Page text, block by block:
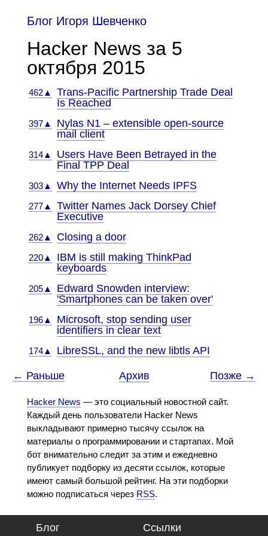
Блог Игоря Шевченко
Hacker News за 5
октября 2015
462▲
Trans-Pacific Partnership Trade Deal
Is Reached
397▲
Nylas N1 – extensible open-source
mail client
314▲
Users Have Been Betrayed in the
Final TPP Deal
303▲ Why the Internet Needs IPFS
277▲
Twitter Names Jack Dorsey Chief
Executive
262▲ Closing a door
220▲
IBM is still making ThinkPad
keyboards
205▲
Edward Snowden interview:
'Smartphones can be taken over'
196▲
Microsoft, stop sending user
identifiers in clear text
174▲ LibreSSL, and the new libtls API
← Раньше Архив Позже →
Hacker News — это социальный новостной сайт.
Каждый день пользователи Hacker News
выкладывают примерно тысячу ссылок на
материалы о программировании и стартапах. Мой
бот внимательно следит за этим и ежедневно
публикует подборку из десяти ссылок, которые
имеют самый большой рейтинг. На эти подборки
можно подписаться через RSS.
Блог Ссылки